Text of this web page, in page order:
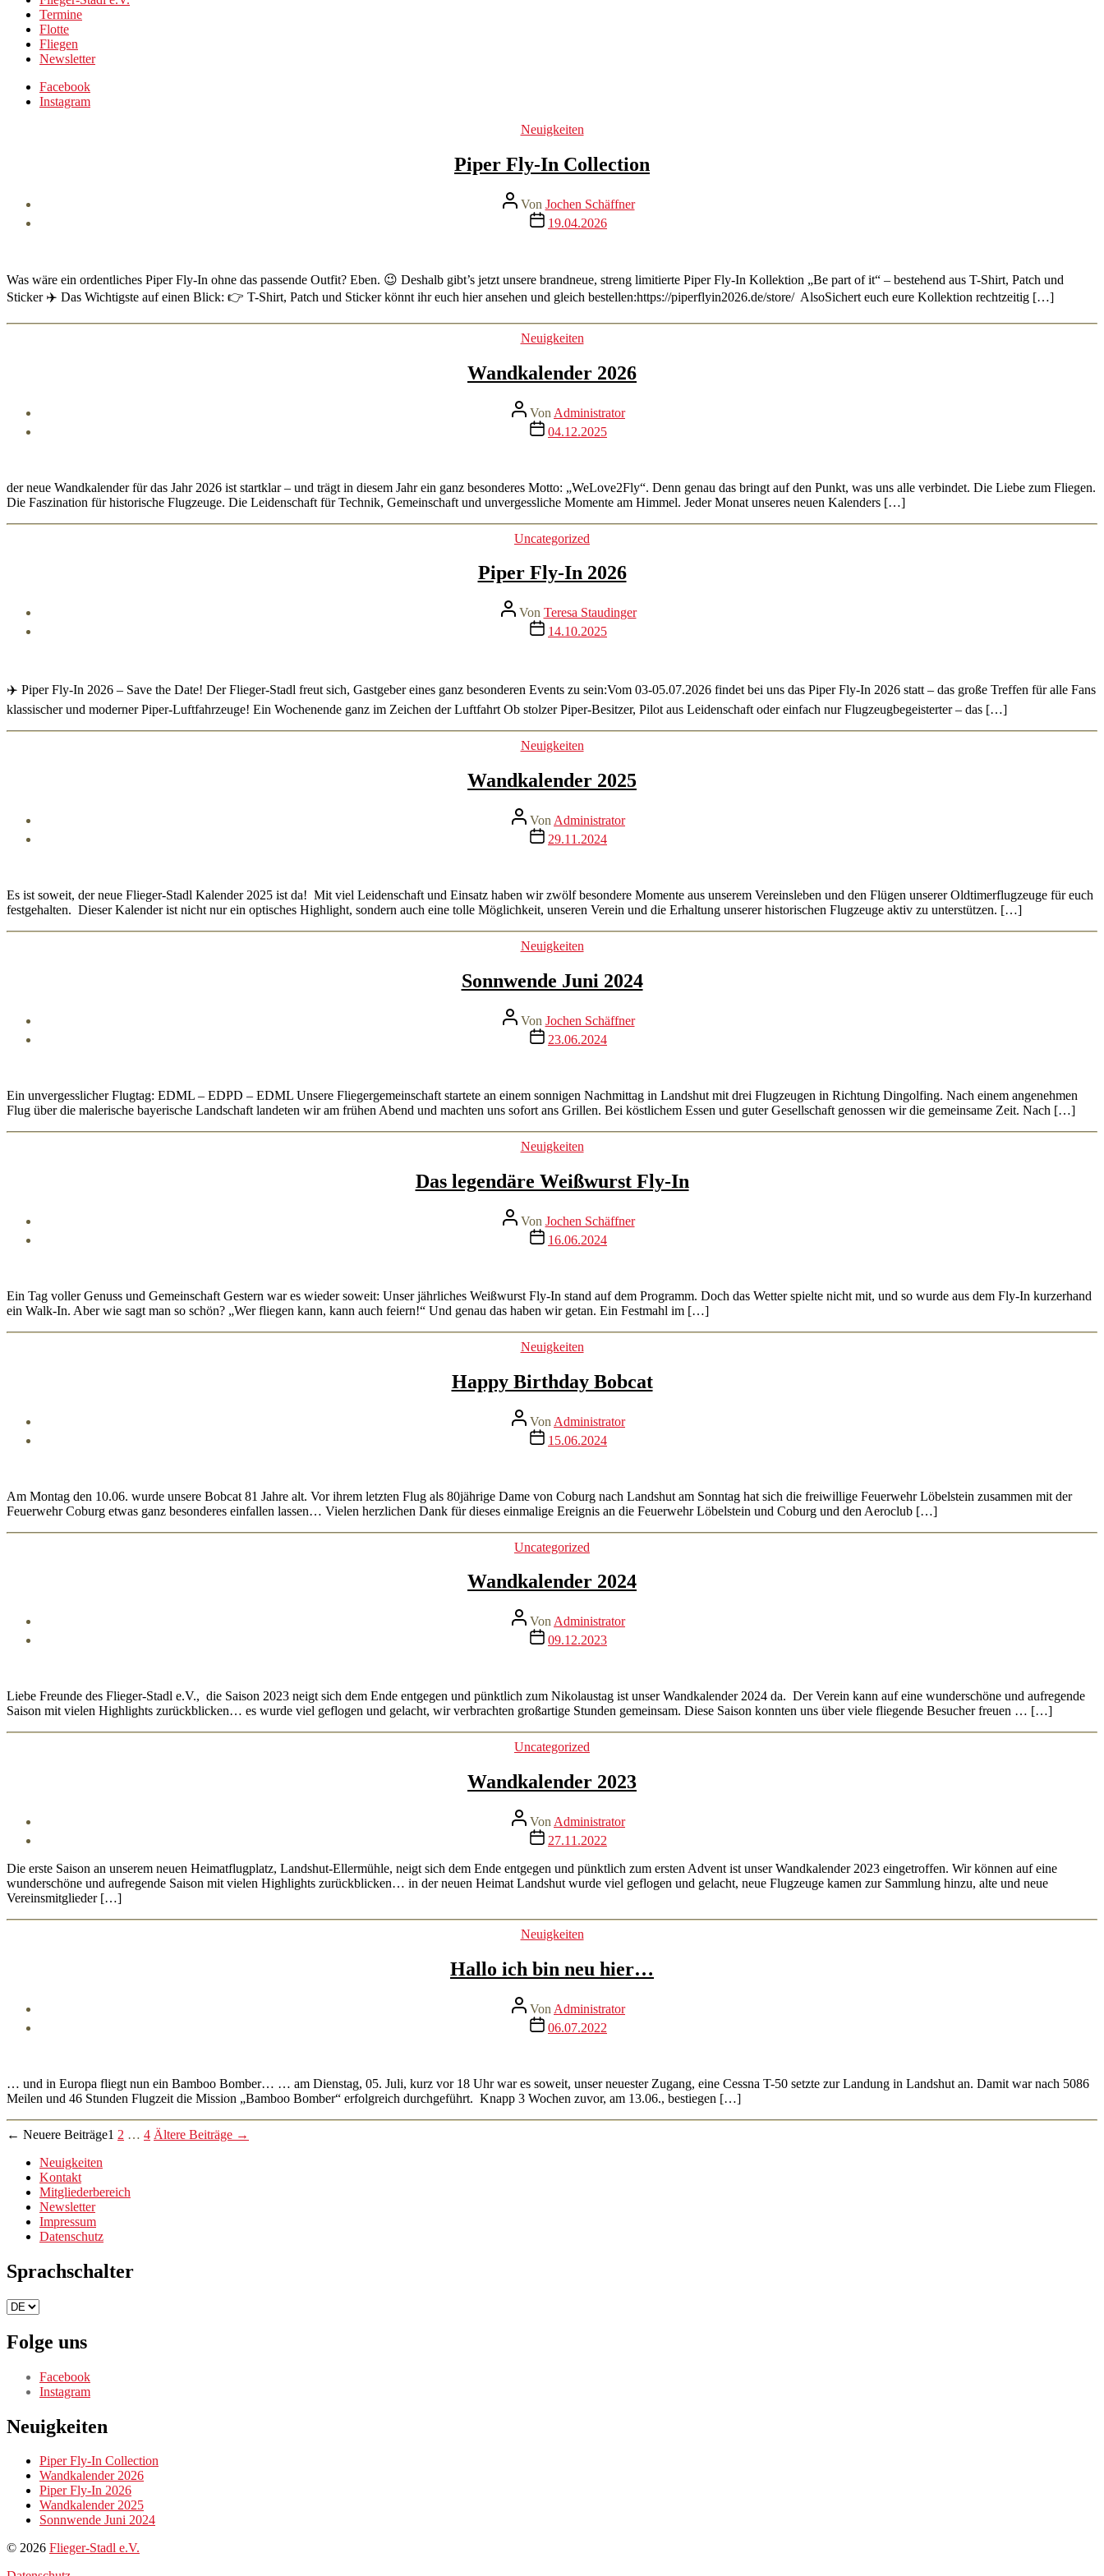
Termine
Flotte
Fliegen
Newsletter
Facebook
Instagram
Kategorien
Neuigkeiten
Piper Fly-In Collection
Beitragsautor
Von Jochen Schäffner
Veröffentlichungsdatum
19.04.2026
Was wäre ein ordentliches Piper Fly-In ohne das passende Outfit? Eben. 😉 Deshalb gibt’s jetzt unsere brandneue, streng limitierte Piper Fly-In Kollektion „Be part of it“ – bestehend aus T-Shirt, Patch und
Sticker ✈️ Das Wichtigste auf einen Blick: 👉 T-Shirt, Patch und Sticker könnt ihr euch hier ansehen und gleich bestellen:https://piperflyin2026.de/store/ AlsoSichert euch eure Kollektion rechtzeitig […]
Kategorien
Neuigkeiten
Wandkalender 2026
Beitragsautor
Von Administrator
Veröffentlichungsdatum
04.12.2025
der neue Wandkalender für das Jahr 2026 ist startklar – und trägt in diesem Jahr ein ganz besonderes Motto: „WeLove2Fly“. Denn genau das bringt auf den Punkt, was uns alle verbindet. Die Liebe zum Fliegen.
Die Faszination für historische Flugzeuge. Die Leidenschaft für Technik, Gemeinschaft und unvergessliche Momente am Himmel. Jeder Monat unseres neuen Kalenders […]
Kategorien
Uncategorized
Piper Fly-In 2026
Beitragsautor
Von Teresa Staudinger
Veröffentlichungsdatum
14.10.2025
✈️ Piper Fly-In 2026 – Save the Date! Der Flieger-Stadl freut sich, Gastgeber eines ganz besonderen Events zu sein:Vom 03-05.07.2026 findet bei uns das Piper Fly-In 2026 statt – das große Treffen für alle Fans
klassischer und moderner Piper-Luftfahrzeuge! Ein Wochenende ganz im Zeichen der Luftfahrt Ob stolzer Piper-Besitzer, Pilot aus Leidenschaft oder einfach nur Flugzeugbegeisterter – das […]
Kategorien
Neuigkeiten
Wandkalender 2025
Beitragsautor
Von Administrator
Veröffentlichungsdatum
29.11.2024
Es ist soweit, der neue Flieger-Stadl Kalender 2025 ist da! Mit viel Leidenschaft und Einsatz haben wir zwölf besondere Momente aus unserem Vereinsleben und den Flügen unserer Oldtimerflugzeuge für euch
festgehalten. Dieser Kalender ist nicht nur ein optisches Highlight, sondern auch eine tolle Möglichkeit, unseren Verein und die Erhaltung unserer historischen Flugzeuge aktiv zu unterstützen. […]
Kategorien
Neuigkeiten
Sonnwende Juni 2024
Beitragsautor
Von Jochen Schäffner
Veröffentlichungsdatum
23.06.2024
Ein unvergesslicher Flugtag: EDML – EDPD – EDML Unsere Fliegergemeinschaft startete an einem sonnigen Nachmittag in Landshut mit drei Flugzeugen in Richtung Dingolfing. Nach einem angenehmen
Flug über die malerische bayerische Landschaft landeten wir am frühen Abend und machten uns sofort ans Grillen. Bei köstlichem Essen und guter Gesellschaft genossen wir die gemeinsame Zeit. Nach […]
Kategorien
Neuigkeiten
Das legendäre Weißwurst Fly-In
Beitragsautor
Von Jochen Schäffner
Veröffentlichungsdatum
16.06.2024
Ein Tag voller Genuss und Gemeinschaft Gestern war es wieder soweit: Unser jährliches Weißwurst Fly-In stand auf dem Programm. Doch das Wetter spielte nicht mit, und so wurde aus dem Fly-In kurzerhand
ein Walk-In. Aber wie sagt man so schön? „Wer fliegen kann, kann auch feiern!“ Und genau das haben wir getan. Ein Festmahl im […]
Kategorien
Neuigkeiten
Happy Birthday Bobcat
Beitragsautor
Von Administrator
Veröffentlichungsdatum
15.06.2024
Am Montag den 10.06. wurde unsere Bobcat 81 Jahre alt. Vor ihrem letzten Flug als 80jährige Dame von Coburg nach Landshut am Sonntag hat sich die freiwillige Feuerwehr Löbelstein zusammen mit der
Feuerwehr Coburg etwas ganz besonderes einfallen lassen… Vielen herzlichen Dank für dieses einmalige Ereignis an die Feuerwehr Löbelstein und Coburg und den Aeroclub […]
Kategorien
Uncategorized
Wandkalender 2024
Beitragsautor
Von Administrator
Veröffentlichungsdatum
09.12.2023
Liebe Freunde des Flieger-Stadl e.V., die Saison 2023 neigt sich dem Ende entgegen und pünktlich zum Nikolaustag ist unser Wandkalender 2024 da. Der Verein kann auf eine wunderschöne und aufregende
Saison mit vielen Highlights zurückblicken… es wurde viel geflogen und gelacht, wir verbrachten großartige Stunden gemeinsam. Diese Saison konnten uns über viele fliegende Besucher freuen … […]
Kategorien
Uncategorized
Wandkalender 2023
Beitragsautor
Von Administrator
Veröffentlichungsdatum
27.11.2022
Die erste Saison an unserem neuen Heimatflugplatz, Landshut-Ellermühle, neigt sich dem Ende entgegen und pünktlich zum ersten Advent ist unser Wandkalender 2023 eingetroffen. Wir können auf eine
wunderschöne und aufregende Saison mit vielen Highlights zurückblicken… in der neuen Heimat Landshut wurde viel geflogen und gelacht, neue Flugzeuge kamen zur Sammlung hinzu, alte und neue
Vereinsmitglieder […]
Kategorien
Neuigkeiten
Hallo ich bin neu hier…
Beitragsautor
Von Administrator
Veröffentlichungsdatum
06.07.2022
… und in Europa fliegt nun ein Bamboo Bomber… … am Dienstag, 05. Juli, kurz vor 18 Uhr war es soweit, unser neuester Zugang, eine Cessna T-50 setzte zur Landung in Landshut an. Damit war nach 5086
Meilen und 46 Stunden Flugzeit die Mission „Bamboo Bomber“ erfolgreich durchgeführt. Knapp 3 Wochen zuvor, am 13.06., bestiegen […]
Seitennummerierung
der
Beiträge
← Neuere Beiträge1 2 … 4 Ältere Beiträge →
Neuigkeiten
Kontakt
Mitgliederbereich
Newsletter
Impressum
Datenschutz
Sprachschalter
Sprachschalter
Folge uns
Facebook
Instagram
Neuigkeiten
Piper Fly-In Collection
Wandkalender 2026
Piper Fly-In 2026
Wandkalender 2025
Sonnwende Juni 2024
© 2026 Flieger-Stadl e.V.